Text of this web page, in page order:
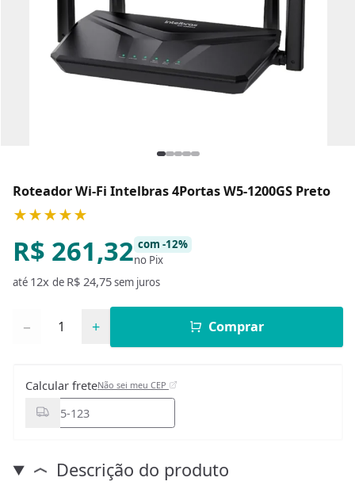
Roteador Wi-Fi Intelbras 4Portas W5-1200GS Preto
★★★★★
R$ 261,32 com -12%
no Pix
até 12x de R$ 24,75sem juros
− + Comprar
Calcular freteNão sei meu CEP
Descrição do produto